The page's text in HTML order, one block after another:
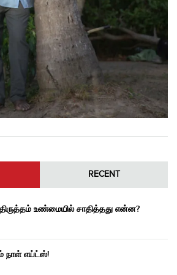
RECENT
உண்மையில் சாதித்தது என்ன?
நாள் எய்ட்ஸ்!